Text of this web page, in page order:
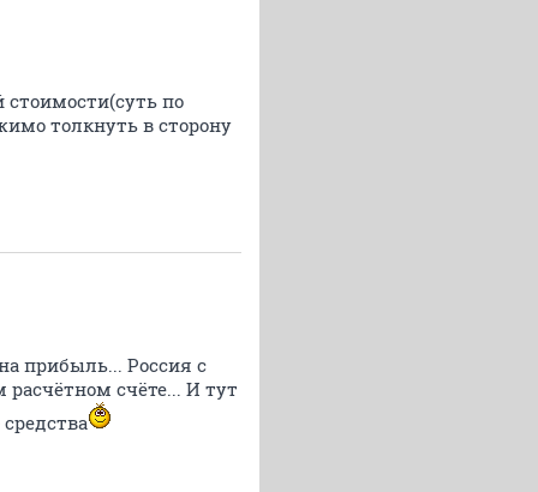
стоимости(суть по
толкнуть в сторону
прибыль... Россия с
расчётном счёте... И тут